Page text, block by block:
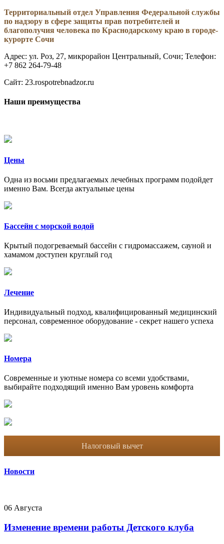
Территориальный отдел Управления Федеральной службы
по надзору в сфере защиты прав потребителей и
благополучия человека по Краснодарскому краю в городе-
курорте Сочи
Адрес: ул. Роз, 27, микрорайон Центральный, Сочи; Телефон:
+7 862 264‑79-48
Сайт: 23.rospotrebnadzor.ru
Наши преимущества
Цены
Одна из восьми предлагаемых лечебных программ подойдет
именно Вам. Всегда актуальные цены
Бассейн с морской водой
Крытый подогреваемый бассейн с гидромассажем, сауной и
хамамом доступен круглый год
Лечение
Индивидуальный подход, квалифицированный медицинский
персонал, современное оборудование - секрет нашего успеха
Номера
Современные и уютные номера со всеми удобствами,
выбирайте подходящий именно Вам уровень комфорта
Налоговый вычет
Новости
06 Августа
Изменение времени работы Детского клуба